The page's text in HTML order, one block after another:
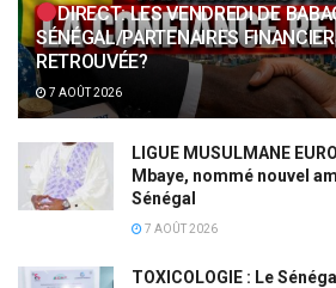
DIRECT: LES VENDREDI DE
SÉNÉGAL/PARTENAIRES
RETROUVÉE?
7 AOÛT 2026
LIGUE MUSULMANE
Mbaye, nommé nouvel
Sénégal
7 AOÛT 2026
TOXICOLOGIE : Le